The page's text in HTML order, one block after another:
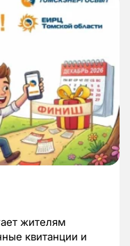
жителям
квитанции и